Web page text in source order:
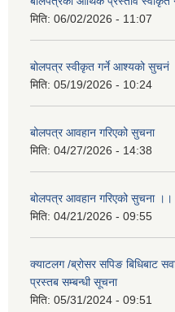
मिति: 06/02/2026 - 11:07
बोलपत्र स्वीकृत गर्ने आश्यको सुचनं
मिति: 05/19/2026 - 10:24
बोलपत्र आवहान गरिएको सुचना
मिति: 04/27/2026 - 14:38
बोलपत्र आवहान गरिएको सुचना ।।
मिति: 04/21/2026 - 09:55
क्याटलग /ब्रोसर सपिङ बिधिबाट
प्रस्तब सम्बन्धी सूचना
मिति: 05/31/2024 - 09:51